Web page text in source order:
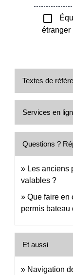
check_box_outline_blank
étranger
Textes de
Services en
Questions ?
Les anciens
valables ?
Que faire en
permis bateau
Et aussi
Navigation